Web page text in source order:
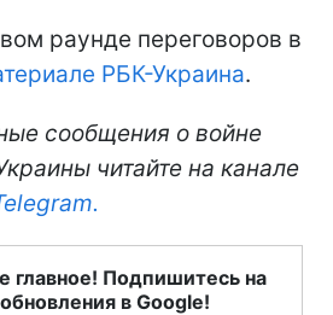
раунде переговоров в
РБК-Украина.
сообщения о войне
читайте на канале
главное! Подпишитесь на
в Google!